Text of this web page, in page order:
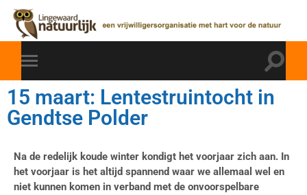
15 maart: Lentestruintocht in
Gendtse Polder
Na de redelijk koude winter kondigt het voorjaar zich aan. In
het voorjaar is het altijd spannend waar we allemaal wel en
niet kunnen komen in verband met de onvoorspelbare